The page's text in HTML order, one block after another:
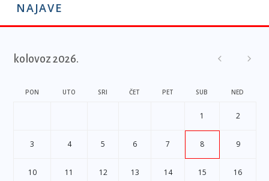
NAJAVE
kolovoz 2026.
PON UTO SRI ČET PET SUB NED
1 2
3 4 5 6 7 8 9
10 11 12 13 14 15 16